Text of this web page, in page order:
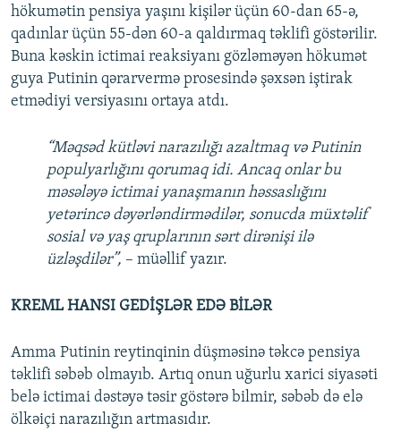
hökumətin pensiya yaşını kişilər üçün 60-dan 65-ə,
qadınlar üçün 55-dən 60-a qaldırmaq təklifi göstərilir.
Buna kəskin ictimai reaksiyanı gözləməyən hökumət
guya Putinin qərarvermə prosesində şəxsən iştirak
etmədiyi versiyasını ortaya atdı.
“Məqsəd kütləvi narazılığı azaltmaq və Putinin
populyarlığını qorumaq idi. Ancaq onlar bu
məsələyə ictimai yanaşmanın həssaslığını
yetərincə dəyərləndirmədilər, sonucda müxtəlif
sosial və yaş qruplarının sərt dirənişi ilə
üzləşdilər”, – müəllif yazır.
KREML HANSI GEDİŞLƏR EDƏ BİLƏR
Amma Putinin reytinqinin düşməsinə təkcə pensiya
təklifi səbəb olmayıb. Artıq onun uğurlu xarici siyasəti
belə ictimai dəstəyə təsir göstərə bilmir, səbəb də elə
ölkəiçi narazılığın artmasıdır.